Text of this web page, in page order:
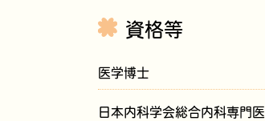
資格等
医学博士
日本内科学会総合内科専門医